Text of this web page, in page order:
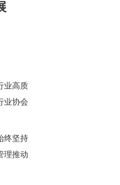
业高质
业协会
终坚持
理推动